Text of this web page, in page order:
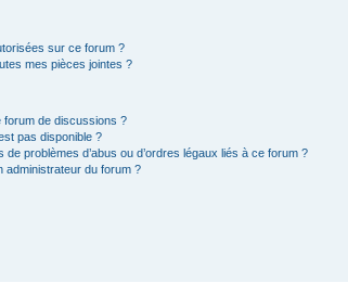
sur ce forum ?
mes pièces jointes ?
forum de discussions ?
pas disponible ?
problèmes d’abus ou d’ordres légaux liés à ce forum ?
administrateur du forum ?